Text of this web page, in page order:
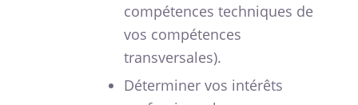
compétences techniques de
vos compétences
transversales).
Déterminer vos intérêts